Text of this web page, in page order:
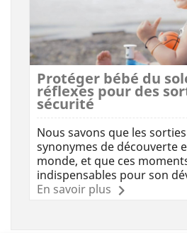
Protéger bébé du
réflexes pour des
sécurité
Nous savons que les
synonymes de découverte
monde, et que ces
indispensables pour son
En savoir plus